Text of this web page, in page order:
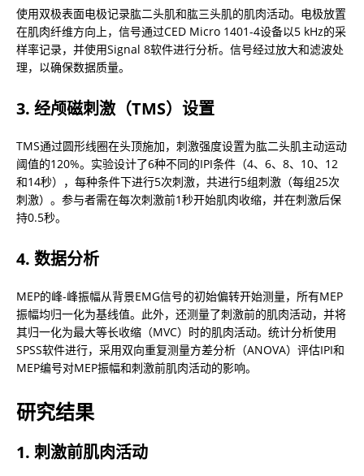
使用双极表面电极记录肱二头肌和肱三头肌的肌肉活动。电极放置
在肌肉纤维方向上，信号通过CED Micro 1401-4设备以5 kHz的采
样率记录，并使用Signal 8软件进行分析。信号经过放大和滤波处
理，以确保数据质量。
3. 经颅磁刺激（TMS）设置
TMS通过圆形线圈在头顶施加，刺激强度设置为肱二头肌主动运动
阈值的120%。实验设计了6种不同的IPI条件（4、6、8、10、12
和14秒），每种条件下进行5次刺激，共进行5组刺激（每组25次
刺激）。参与者需在每次刺激前1秒开始肌肉收缩，并在刺激后保
持0.5秒。
4. 数据分析
MEP的峰-峰振幅从背景EMG信号的初始偏转开始测量，所有MEP
振幅均归一化为基线值。此外，还测量了刺激前的肌肉活动，并将
其归一化为最大等长收缩（MVC）时的肌肉活动。统计分析使用
SPSS软件进行，采用双向重复测量方差分析（ANOVA）评估IPI和
MEP编号对MEP振幅和刺激前肌肉活动的影响。
研究结果
1. 刺激前肌肉活动